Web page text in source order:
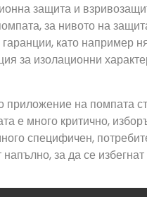
защита и
за нивото на
като например
за изолационни
приложение на помпата
е много критично,
специфичен,
за да се